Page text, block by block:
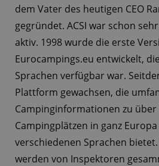
dem Vater des heutigen CEO
gegründet. ACSI war schon
aktiv. 1998 wurde die erste
Eurocampings.eu entwickelt,
Sprachen verfügbar war.
Plattform gewachsen, die
Campinginformationen zu über
Campingplätzen in ganz
verschiedenen Sprachen
werden von Inspektoren